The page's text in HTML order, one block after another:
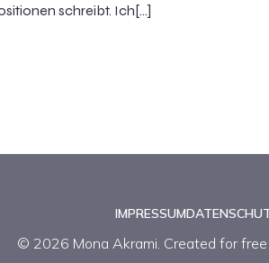
schreibt. Ich[…]
IMPRESSUM
© 2026 Mona Akrami. Created for